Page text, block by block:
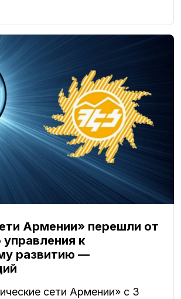
Армении» перешли от
управления к
развитию —
сети Армении» с 3